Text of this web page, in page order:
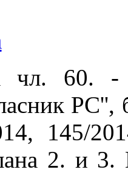
чл. 60. -
РС'',
145/
2. и 3.